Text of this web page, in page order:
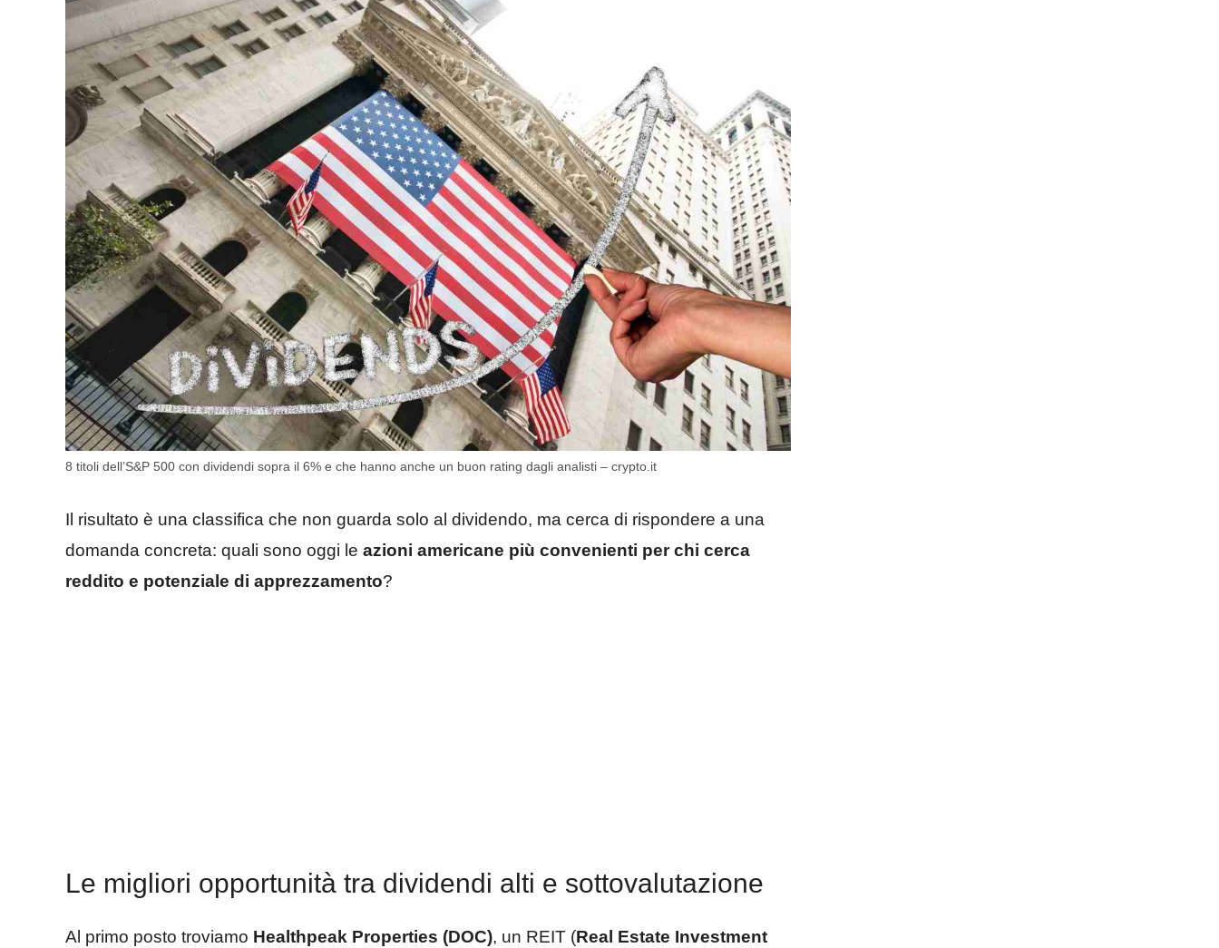
8 titoli dell’S&P 500 con dividendi sopra il 6% e che hanno anche un buon rating dagli analisti – crypto.it
Il risultato è una classifica che non guarda solo al dividendo, ma cerca di rispondere a una
domanda concreta: quali sono oggi le azioni americane più convenienti per chi cerca
reddito e potenziale di apprezzamento?
Le migliori opportunità tra dividendi alti e sottovalutazione
Al primo posto troviamo Healthpeak Properties (DOC), un REIT (Real Estate Investment